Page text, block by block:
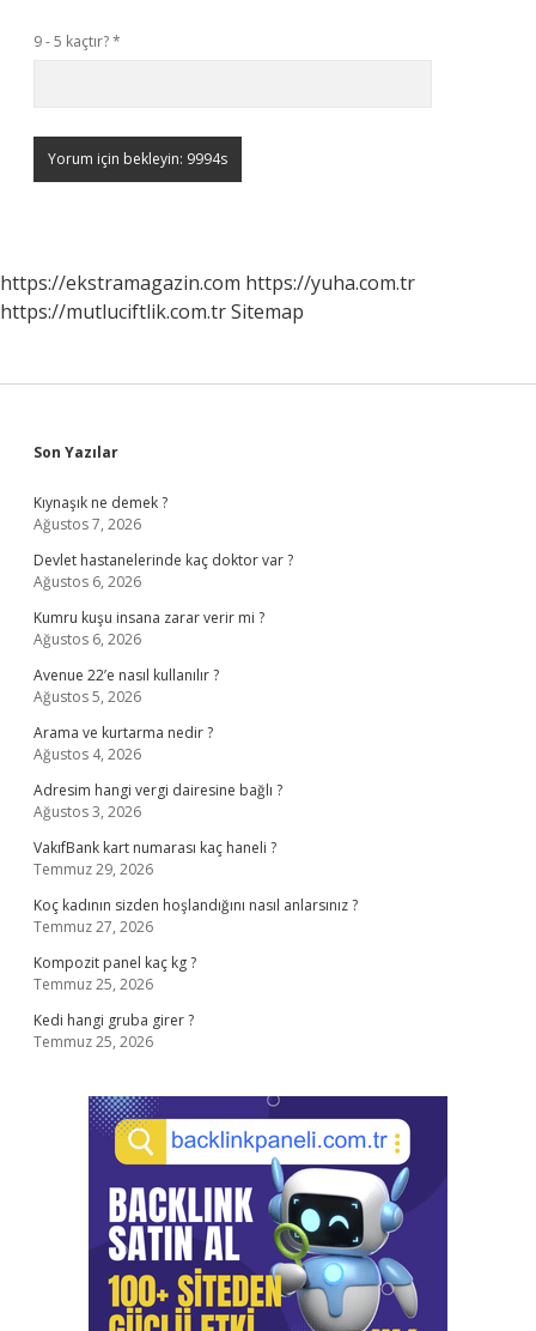
9 - 5 kaçtır?*
https://ekstramagazin.com https://yuha.com.tr
https://mutluciftlik.com.trSitemap
Sidebar
Son Yazılar
Kıynaşık ne demek ?
Ağustos 7, 2026
Devlet hastanelerinde kaç doktor var ?
Ağustos 6, 2026
Kumru kuşu insana zarar verir mi ?
Ağustos 6, 2026
Avenue 22’e nasıl kullanılır ?
Ağustos 5, 2026
Arama ve kurtarma nedir ?
Ağustos 4, 2026
Adresim hangi vergi dairesine bağlı ?
Ağustos 3, 2026
VakıfBank kart numarası kaç haneli ?
Temmuz 29, 2026
Koç kadının sizden hoşlandığını nasıl anlarsınız ?
Temmuz 27, 2026
Kompozit panel kaç kg ?
Temmuz 25, 2026
Kedi hangi gruba girer ?
Temmuz 25, 2026